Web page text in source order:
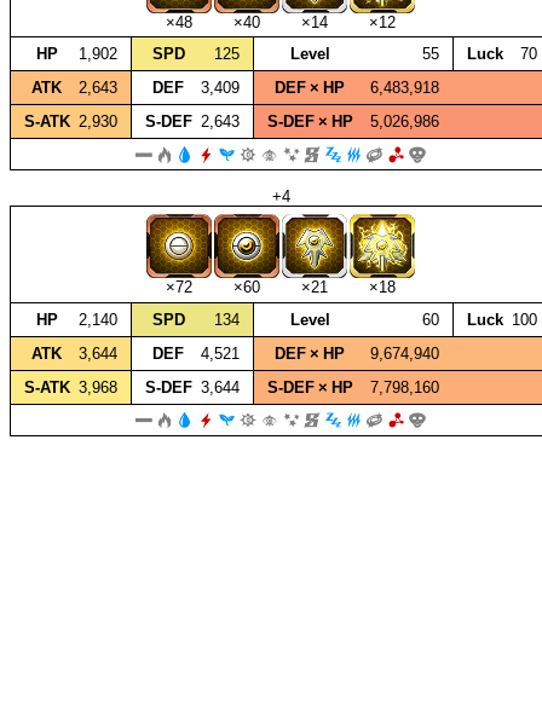
×48 ×40 ×14
×12
HP
1,902 SPD 125 Level 55 Luck
70
ATK
2,643 DEF 3,409 DEF × HP
6,483,918
S‑ATK 2,930 S‑DEF 2,643 S‑DEF × HP 5,026,986
+4
×72 ×60 ×21
×18
HP
2,140 SPD 134 Level 60 Luck 100
ATK
3,644 DEF 4,521 DEF × HP
9,674,940
S‑ATK 3,968 S‑DEF 3,644 S‑DEF × HP 7,798,160